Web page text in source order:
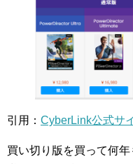
引用： CyberLink公式サ
買い切り版を買って何年